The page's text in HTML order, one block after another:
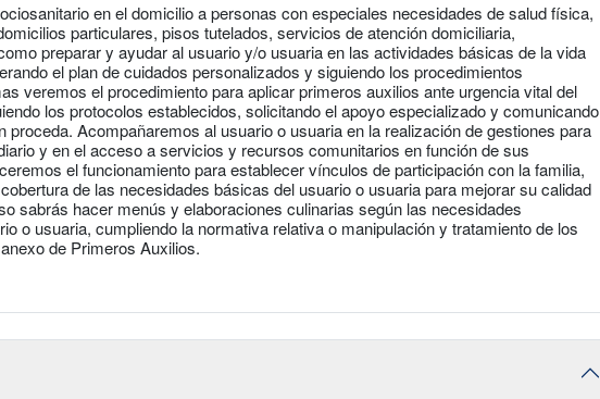
en el domicilio a personas con especiales necesidades de salud física,
particulares, pisos tutelados, servicios de atención domiciliaria,
preparar y ayudar al usuario y/o usuaria en las actividades básicas de la vida
el plan de cuidados personalizados y siguiendo los procedimientos
veremos el procedimiento para aplicar primeros auxilios ante urgencia vital del
los protocolos establecidos, solicitando el apoyo especializado y comunicando
proceda. Acompañaremos al usuario o usuaria en la realización de gestiones para
y en el acceso a servicios y recursos comunitarios en función de sus
el funcionamiento para establecer vínculos de participación con la familia,
de las necesidades básicas del usuario o usuaria para mejorar su calidad
sabrás hacer menús y elaboraciones culinarias según las necesidades
o usuaria, cumpliendo la normativa relativa o manipulación y tratamiento de los
de Primeros Auxilios.